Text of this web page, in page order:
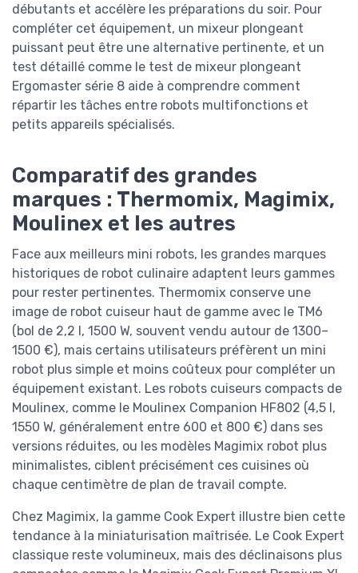
débutants et accélère les préparations du soir. Pour
compléter cet équipement, un mixeur plongeant
puissant peut être une alternative pertinente, et un
test détaillé comme le test de mixeur plongeant
Ergomaster série 8 aide à comprendre comment
répartir les tâches entre robots multifonctions et
petits appareils spécialisés.
Comparatif des grandes
marques : Thermomix, Magimix,
Moulinex et les autres
Face aux meilleurs mini robots, les grandes marques
historiques de robot culinaire adaptent leurs gammes
pour rester pertinentes. Thermomix conserve une
image de robot cuiseur haut de gamme avec le TM6
(bol de 2,2 l, 1500 W, souvent vendu autour de 1300–
1500 €), mais certains utilisateurs préfèrent un mini
robot plus simple et moins coûteux pour compléter un
équipement existant. Les robots cuiseurs compacts de
Moulinex, comme le Moulinex Companion HF802 (4,5 l,
1550 W, généralement entre 600 et 800 €) dans ses
versions réduites, ou les modèles Magimix robot plus
minimalistes, ciblent précisément ces cuisines où
chaque centimètre de plan de travail compte.
Chez Magimix, la gamme Cook Expert illustre bien cette
tendance à la miniaturisation maîtrisée. Le Cook Expert
classique reste volumineux, mais des déclinaisons plus